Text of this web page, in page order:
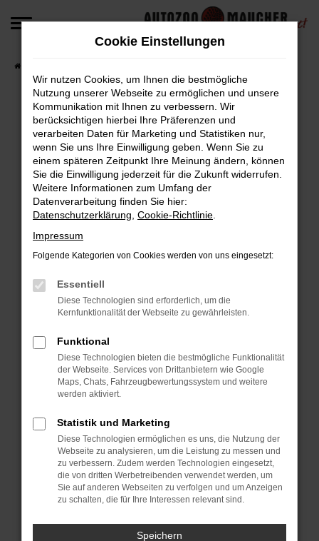
Zum
Fehler: Network Error
Beim Laden ist ein Fehler aufgetreten.
Hier sind ein paar Tipps, die dir helfen können:
Überprüfe deine Firewall und deine
Internetverbindung.
Laden andere Webseiten, zum Beispiel deine
Manche Erweiterungen, wie Werbeblocker,
können das Laden bestimmter Seiten
verhindern. Funktioniert die Seite in einem
Fenster?
Starte dein Gerät neu.
Das kann manchmal helfen, vorübergehende
Probleme zu beheben.
Stelle sicher, dass dein Browser und dein
Betriebssystem auf dem neuesten Stand
sind.
Veraltete Software birgt nicht nur ein
Sicherheitsrisiko, sondern kann auch dazu
führen, dass bestimmte Funktionen nicht mehr
Wende dich an den Webseitenbetreiber.
Cookie Einstellungen
Wir nutzen Cookies, um Ihnen die bestmögliche
Nutzung unserer Webseite zu ermöglichen und unsere
Kommunikation mit Ihnen zu verbessern. Wir
berücksichtigen hierbei Ihre Präferenzen und
verarbeiten Daten für Marketing und Statistiken nur,
wenn Sie uns Ihre Einwilligung geben. Wenn Sie zu
einem späteren Zeitpunkt Ihre Meinung ändern, können
Sie die Einwilligung jederzeit für die Zukunft widerrufen.
Weitere Informationen zum Umfang der
Datenverarbeitung finden Sie hier:
Datenschutzerklärung Cookie-Richtlinie
Impressum
Folgende Kategorien von Cookies werden von uns eingesetzt:
Essentiell
Diese Technologien sind erforderlich, um die
Kernfunktionalität der Webseite zu gewährleisten.
Funktional
Diese Technologien bieten die bestmögliche Funktionalität
der Webseite. Services von Drittanbietern wie Google
Maps, Chats, Fahrzeugbewertungssystem und weitere
werden aktiviert.
Statistik und Marketing
Diese Technologien ermöglichen es uns, die Nutzung der
Webseite zu analysieren, um die Leistung zu messen und
zu verbessern. Zudem werden Technologien eingesetzt,
die von dritten Werbetreibenden verwendet werden, um
Sie auf anderen Webseiten zu verfolgen und um Anzeigen
zu schalten, die für Ihre Interessen relevant sind.
Speichern